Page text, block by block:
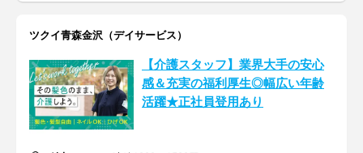
ツクイ青森金沢（デイサービス）
【介護スタッフ】業界大手の安心
感＆充実の福利厚生◎幅広い年齢
活躍★正社員登用あり